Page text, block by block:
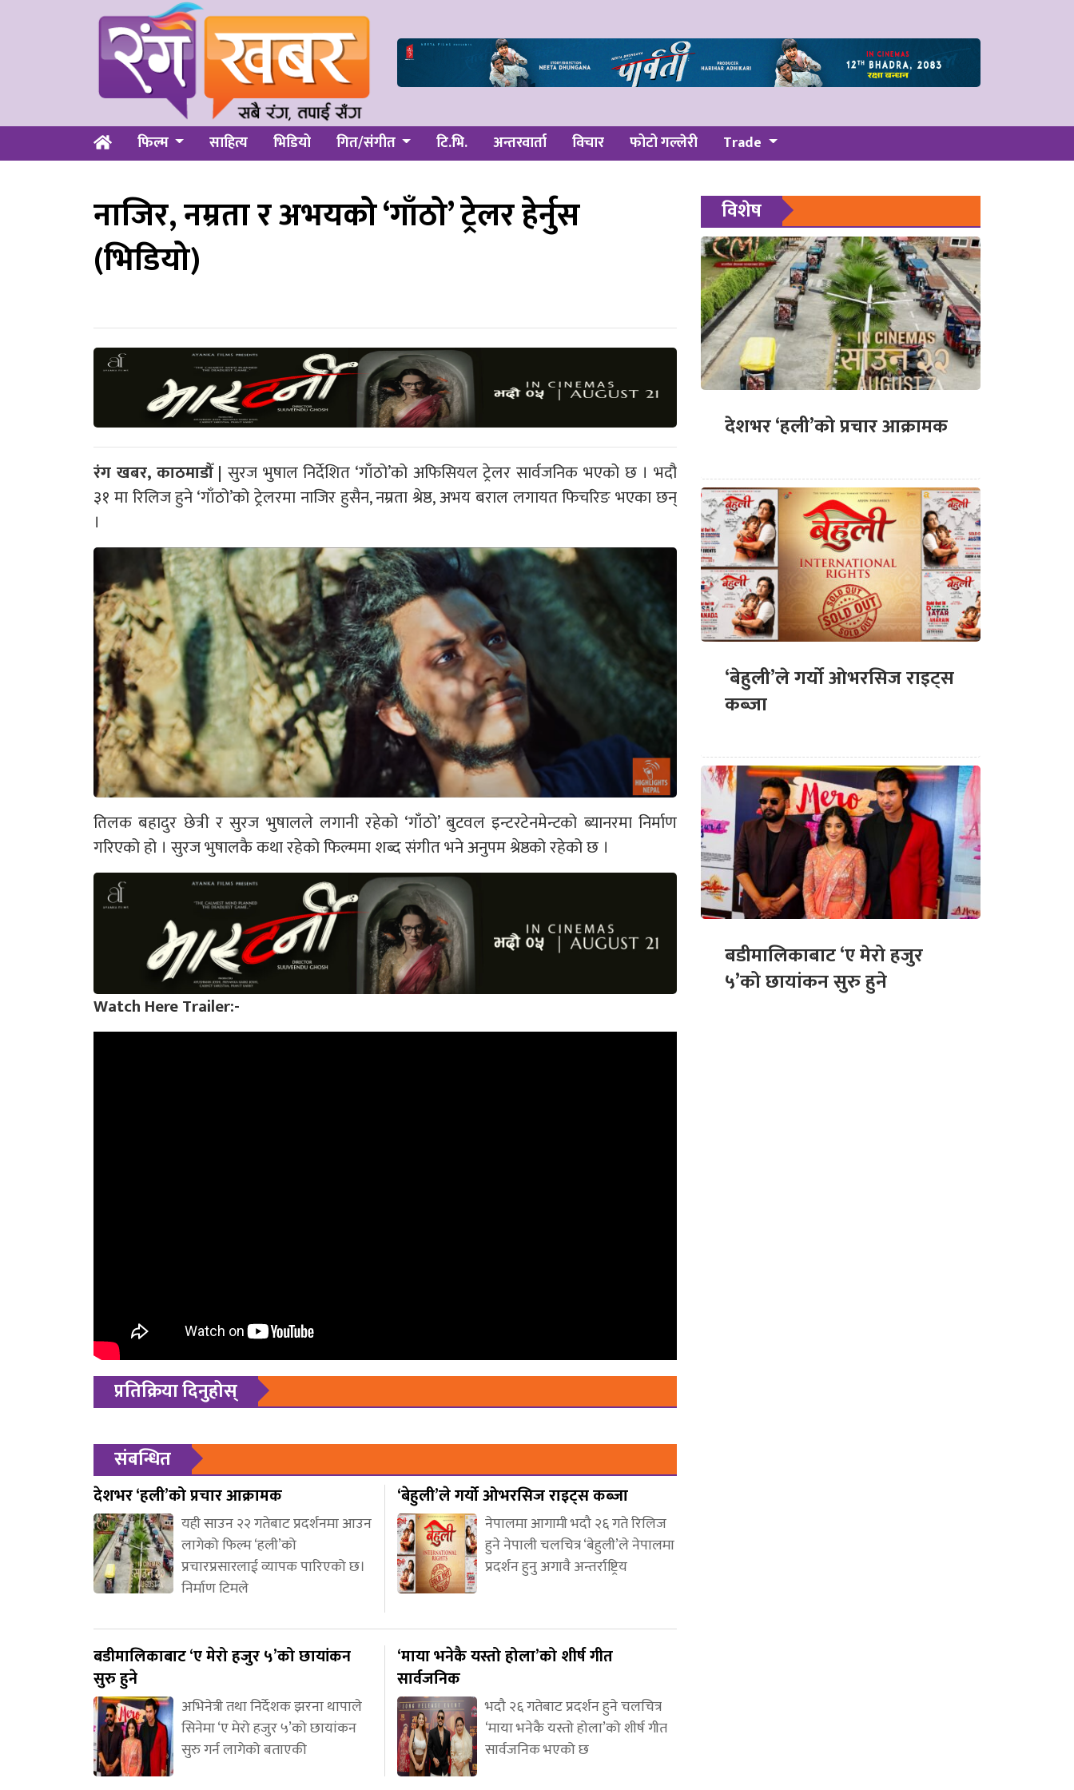
फिल्म साहित्य भिडियो गित/संगीत टि.भि. अन्तरवार्ता विचार फोटो गल्लेरी Trade
नाजिर, नम्रता र अभयको ‘गाँठो’ ट्रेलर हेर्नुस
(भिडियो)
रंग खबर, काठमाडौँ | सुरज भुषाल निर्देशित ‘गाँठो’को अफिसियल ट्रेलर सार्वजनिक भएको छ । भदौ
३१ मा रिलिज हुने ‘गाँठो’को ट्रेलरमा नाजिर हुसैन, नम्रता श्रेष्ठ, अभय बराल लगायत फिचरिङ भएका छन्
।
तिलक बहादुर छेत्री र सुरज भुषालले लगानी रहेको ‘गाँठो’ बुटवल इन्टरटेनमेन्टको ब्यानरमा निर्माण
गरिएको हो । सुरज भुषालकै कथा रहेको फिल्ममा शब्द संगीत भने अनुपम श्रेष्ठको रहेको छ ।
Watch Here Trailer:-
प्रतिक्रिया दिनुहोस्
संबन्धित
देशभर ‘हली’को प्रचार आक्रामक
यही साउन २२ गतेबाट प्रदर्शनमा आउन
लागेको फिल्म ‘हली’को
प्रचारप्रसारलाई व्यापक पारिएको छ।
निर्माण टिमले
‘बेहुली’ले गर्यो ओभरसिज राइट्स कब्जा
नेपालमा आगामी भदौ २६ गते रिलिज
हुने नेपाली चलचित्र ‘बेहुली’ले नेपालमा
प्रदर्शन हुनु अगावै अन्तर्राष्ट्रिय
बडीमालिकाबाट ‘ए मेरो हजुर ५’को छायांकन
सुरु हुने
अभिनेत्री तथा निर्देशक झरना थापाले
सिनेमा ‘ए मेरो हजुर ५’को छायांकन
सुरु गर्न लागेको बताएकी
‘माया भनेकै यस्तो होला’को शीर्ष गीत
सार्वजनिक
भदौ २६ गतेबाट प्रदर्शन हुने चलचित्र
‘माया भनेकै यस्तो होला’को शीर्ष गीत
सार्वजनिक भएको छ
विशेष
देशभर ‘हली’को प्रचार आक्रामक
‘बेहुली’ले गर्यो ओभरसिज राइट्स
कब्जा
बडीमालिकाबाट ‘ए मेरो हजुर
५’को छायांकन सुरु हुने